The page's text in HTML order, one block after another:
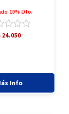
10% Dto.
24.050
Info